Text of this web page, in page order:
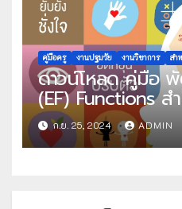
คู่มือครู งานปฐมวัย งานวิชาการ สำ
ดาวน์โหลด คู่มือ
(EF) Functions
ก.ย. 25, 2024 ADMIN